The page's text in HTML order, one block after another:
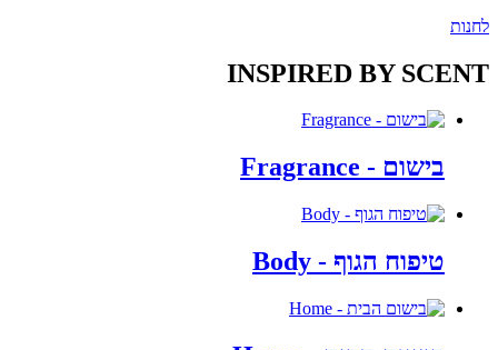
לחנות
INSPIRED BY SCENT
בישום - Fragrance
טיפוח הגוף - Body